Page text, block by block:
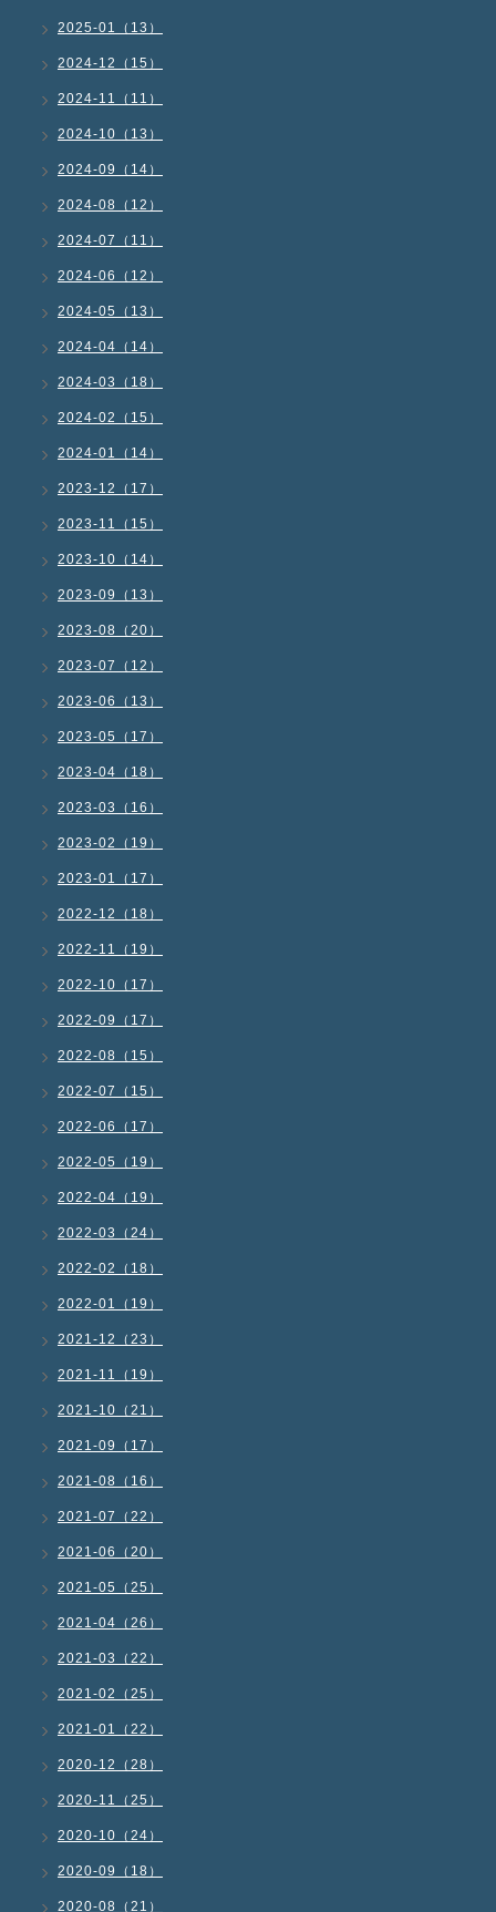
2025-01（13）
2024-12（15）
2024-11（11）
2024-10（13）
2024-09（14）
2024-08（12）
2024-07（11）
2024-06（12）
2024-05（13）
2024-04（14）
2024-03（18）
2024-02（15）
2024-01（14）
2023-12（17）
2023-11（15）
2023-10（14）
2023-09（13）
2023-08（20）
2023-07（12）
2023-06（13）
2023-05（17）
2023-04（18）
2023-03（16）
2023-02（19）
2023-01（17）
2022-12（18）
2022-11（19）
2022-10（17）
2022-09（17）
2022-08（15）
2022-07（15）
2022-06（17）
2022-05（19）
2022-04（19）
2022-03（24）
2022-02（18）
2022-01（19）
2021-12（23）
2021-11（19）
2021-10（21）
2021-09（17）
2021-08（16）
2021-07（22）
2021-06（20）
2021-05（25）
2021-04（26）
2021-03（22）
2021-02（25）
2021-01（22）
2020-12（28）
2020-11（25）
2020-10（24）
2020-09（18）
2020-08（21）